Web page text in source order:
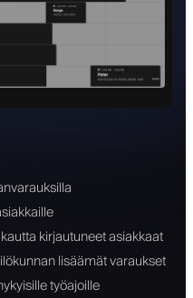
kirjautuneet asiakkaat
lisäämät varaukset
työajoille